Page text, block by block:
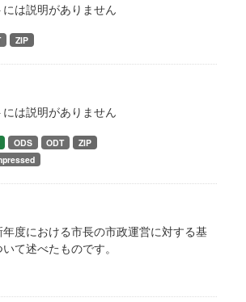
は説明がありません
ZIP
は説明がありません
ODS ODT
ZIP
度における市長の市政運営に対する基
て述べたものです。